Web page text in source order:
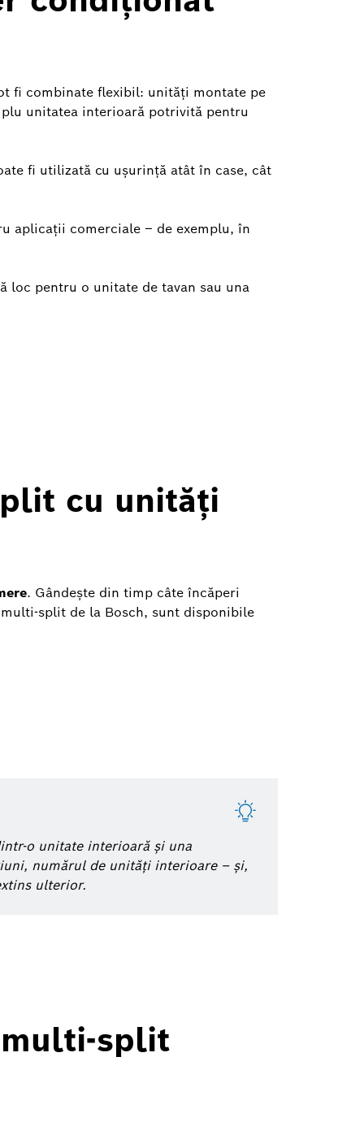
fi combinate flexibil: unități montate pe
unitatea interioară potrivită pentru
fi utilizată cu ușurință atât în case, cât
aplicații comerciale – de exemplu, în
loc pentru o unitate de tavan sau una
cu unități
. Gândește din timp câte încăperi
split de la Bosch, sunt disponibile
o unitate interioară și una
numărul de unități interioare – și,
ulterior.
split